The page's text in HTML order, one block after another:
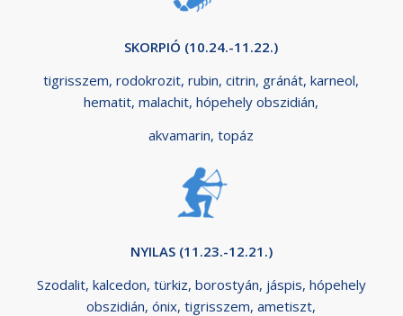
SKORPIÓ (10.24.-11.22.)
tigrisszem, rodokrozit, rubin, citrin, gránát, karneol,
hematit, malachit, hópehely obszidián,
akvamarin, topáz
NYILAS (11.23.-12.21.)
Szodalit, kalcedon, türkiz, borostyán, jáspis, hópehely
obszidián, ónix, tigrisszem, ametiszt,